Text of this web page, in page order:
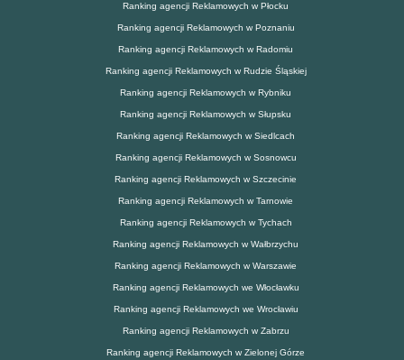
Ranking agencji Reklamowych w Płocku
Ranking agencji Reklamowych w Poznaniu
Ranking agencji Reklamowych w Radomiu
Ranking agencji Reklamowych w Rudzie Śląskiej
Ranking agencji Reklamowych w Rybniku
Ranking agencji Reklamowych w Słupsku
Ranking agencji Reklamowych w Siedlcach
Ranking agencji Reklamowych w Sosnowcu
Ranking agencji Reklamowych w Szczecinie
Ranking agencji Reklamowych w Tarnowie
Ranking agencji Reklamowych w Tychach
Ranking agencji Reklamowych w Wałbrzychu
Ranking agencji Reklamowych w Warszawie
Ranking agencji Reklamowych we Włocławku
Ranking agencji Reklamowych we Wrocławiu
Ranking agencji Reklamowych w Zabrzu
Ranking agencji Reklamowych w Zielonej Górze